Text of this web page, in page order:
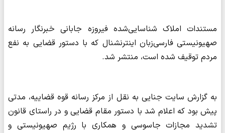
مستندات املاک شناسایی‌شده فیروزه جابانی خبرنگار رسانه
صهیونیستی فارسی‌زبان اینترنشنال که با دستور قضایی به نفع
مردم توقیف شده است، منتشر شد.
به گزارش سایت جنایی به نقل از مرکز رسانه قوه قضاییه، مدتی
پیش بود که اعلام شد با دستور مقام قضایی و در راستای قانون
تشدید مجازات جاسوسی و همکاری با رژیم صهیونیستی و